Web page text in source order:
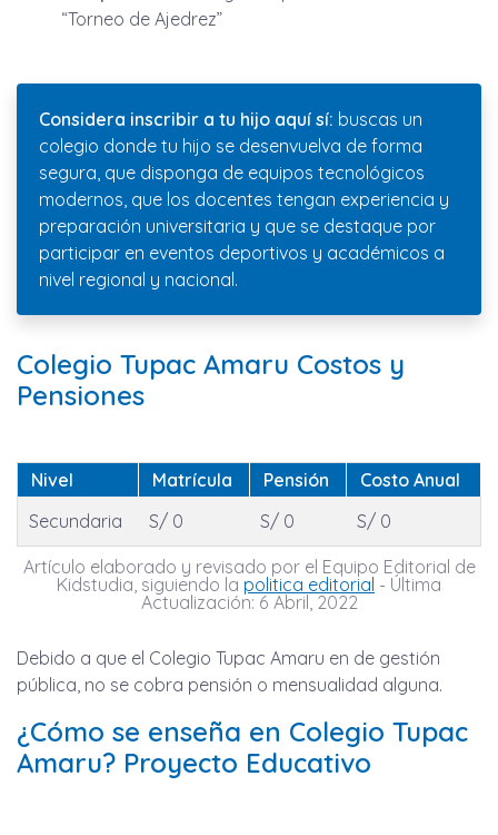
“Torneo de Ajedrez”
Considera inscribir a tu hijo aquí sí: buscas un
colegio donde tu hijo se desenvuelva de forma
segura, que disponga de equipos tecnológicos
modernos, que los docentes tengan experiencia y
preparación universitaria y que se destaque por
participar en eventos deportivos y académicos a
nivel regional y nacional.
Colegio Tupac Amaru Costos y
Pensiones
Nivel Matrícula Pensión
Costo Anual
Secundaria
S/ 0 S/ 0 S/ 0
Artículo elaborado y revisado por el Equipo Editorial de
Kidstudia, siguiendo la politica editorial - Última
Actualización: 6 Abril, 2022
Debido a que el Colegio Tupac Amaru en de gestión
pública, no se cobra pensión o mensualidad alguna.
¿Cómo se enseña en Colegio Tupac
Amaru? Proyecto Educativo